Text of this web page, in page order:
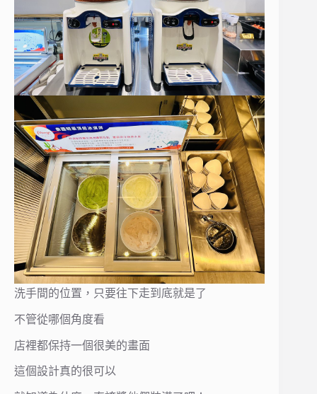
洗手間的位置，只要往下走到底就是了
不管從哪個角度看
店裡都保持一個很美的畫面
這個設計真的很可以